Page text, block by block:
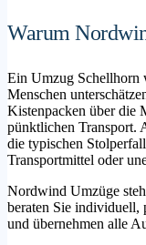
Warum
Ein Umzug Schellhorn
Menschen
Kistenpacken über die
pünktlichen Transport.
die typischen
Transportmittel oder
Nordwind Umzüge
beraten Sie individuell,
und übernehmen alle